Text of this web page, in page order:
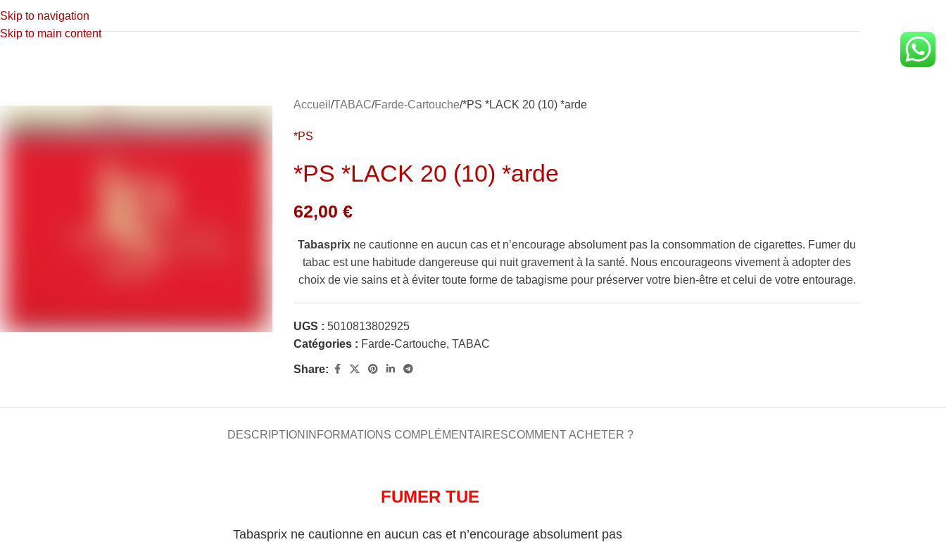
Skip to navigation
Skip to main content
Accueil TABAC Farde-Cartouche *PS *LACK 20 (10) *arde
*PS
*PS *LACK 20 (10) *arde
62,00€
Tabasprix ne cautionne en aucun cas et n’encourage absolument pas la consommation de cigarettes. Fumer du
tabac est une habitude dangereuse qui nuit gravement à la santé. Nous encourageons vivement à adopter des
choix de vie sains et à éviter toute forme de tabagisme pour préserver votre bien-être et celui de votre entourage.
UGS :5010813802925
Catégories : Farde-Cartouche, TABAC
Share:
DESCRIPTION INFORMATIONS COMPLÉMENTAIRESCOMMENT ACHETER ?
FUMER TUE
Tabasprix ne cautionne en aucun cas et n’encourage absolument pas